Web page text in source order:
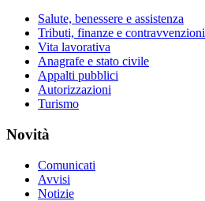
Salute, benessere e assistenza
Tributi, finanze e contravvenzioni
Vita lavorativa
Anagrafe e stato civile
Appalti pubblici
Autorizzazioni
Turismo
Novità
Comunicati
Avvisi
Notizie